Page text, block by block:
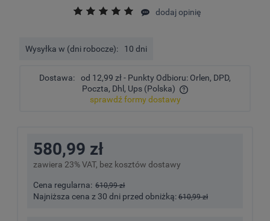
dodaj opinię
Wysyłka w (dni robocze): 10 dni
Dostawa: od 12,99 zł- Punkty Odbioru: Orlen, DPD,
Poczta, Dhl, Ups (Polska)
Cena nie zawiera ewentualnych kosztów płatności
sprawdź formy dostawy
580,99 zł
zawiera 23% VAT, bez kosztów dostawy
Cena regularna: 610,99 zł
Najniższa cena z 30 dni przed obniżką: 610,99 zł